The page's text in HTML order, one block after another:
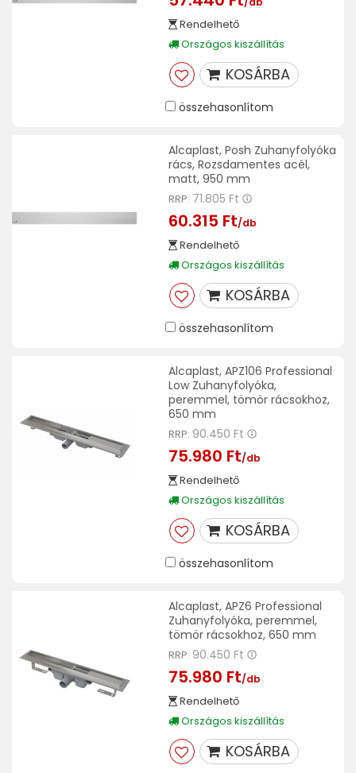
Rendelhető
Országos kiszállítás
KOSÁRBA
összehasonlítom
Alcaplast, Posh Zuhanyfolyóka
rács, Rozsdamentes acél,
matt, 950 mm
RRP: 71.805 Ft
60.315 Ft/db
Rendelhető
Országos kiszállítás
KOSÁRBA
összehasonlítom
Alcaplast, APZ106 Professional
Low Zuhanyfolyóka,
peremmel, tömör rácsokhoz,
650 mm
RRP: 90.450 Ft
75.980 Ft/db
Rendelhető
Országos kiszállítás
KOSÁRBA
összehasonlítom
Alcaplast, APZ6 Professional
Zuhanyfolyóka, peremmel,
tömör rácsokhoz, 650 mm
RRP: 90.450 Ft
75.980 Ft/db
Rendelhető
Országos kiszállítás
KOSÁRBA